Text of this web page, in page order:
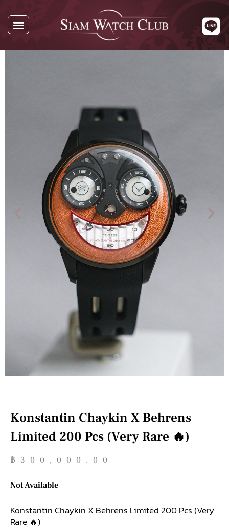
Konstantin Chaykin X Behrens
Limited 200 Pcs (Very Rare 🔥)
฿ 300,000.00
Not Available
Konstantin Chaykin X Behrens Limited 200 Pcs (Very
Rare 🔥)